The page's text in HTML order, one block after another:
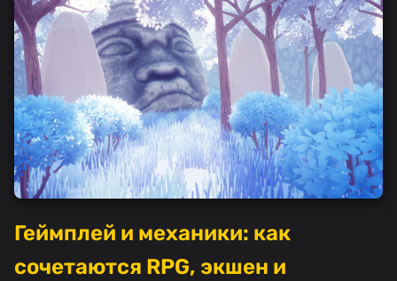
Геймплей и механики: как
сочетаются RPG, экшен и